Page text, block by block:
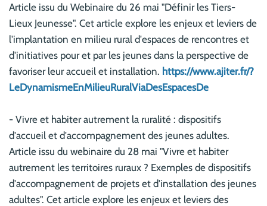
Article issu du Webinaire du 26 mai "Définir les Tiers-
Lieux Jeunesse". Cet article explore les enjeux et leviers de
l'implantation en milieu rural d'espaces de rencontres et
d'initiatives pour et par les jeunes dans la perspective de
favoriser leur accueil et installation. https://www.ajiter.fr/?
LeDynamismeEnMilieuRuralViaDesEspacesDe
- Vivre et habiter autrement la ruralité : dispositifs
d'accueil et d'accompagnement des jeunes adultes.
Article issu du webinaire du 28 mai "Vivre et habiter
autrement les territoires ruraux ? Exemples de dispositifs
d'accompagnement de projets et d'installation des jeunes
adultes". Cet article explore les enjeux et leviers des